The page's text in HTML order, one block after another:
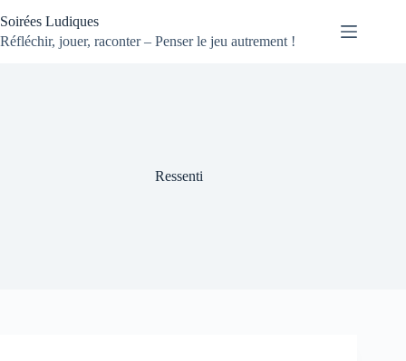
au
contenu
Soirées Ludiques
Réfléchir, jouer, raconter – Penser le jeu autrement !
Ressenti